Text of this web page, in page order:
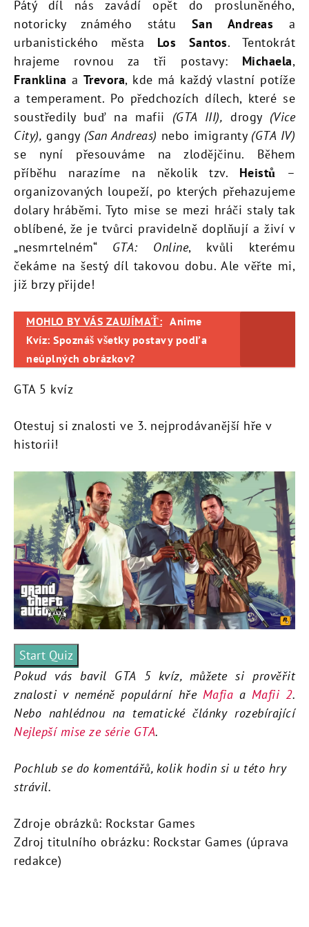
Pátý díl nás zavádí opět do prosluněného,
notoricky známého státu San Andreas a
urbanistického města Los Santos. Tentokrát
hrajeme rovnou za tři postavy: Michaela,
Franklina a Trevora, kde má každý vlastní potíže
a temperament. Po předchozích dílech, které se
soustředily buď na mafii (GTA III), drogy (Vice
City), gangy (San Andreas) nebo imigranty (GTA IV)
se nyní přesouváme na zlodějčinu. Během
příběhu narazíme na několik tzv. Heistů –
organizovaných loupeží, po kterých přehazujeme
dolary hráběmi. Tyto mise se mezi hráči staly tak
oblíbené, že je tvůrci pravidelně doplňují a živí v
„nesmrtelném“ GTA: Online, kvůli kterému
čekáme na šestý díl takovou dobu. Ale věřte mi,
již brzy přijde!
MOHLO BY VÁS ZAUJÍMAŤ: Anime
Kvíz: Spoznáš všetky postavy podľa
neúplných obrázkov?
GTA 5 kvíz
Otestuj si znalosti ve 3. nejprodávanější hře v
historii!
Start Quiz
Pokud vás bavil GTA 5 kvíz, můžete si prověřit
znalosti v neméně populární hře Mafia a Mafii 2.
Nebo nahlédnou na tematické články rozebírající
Nejlepší mise ze série GTA.
Pochlub se do komentářů, kolik hodin si u této hry
strávil.
Zdroje obrázků: Rockstar Games
Zdroj titulního obrázku: Rockstar Games (úprava
redakce)